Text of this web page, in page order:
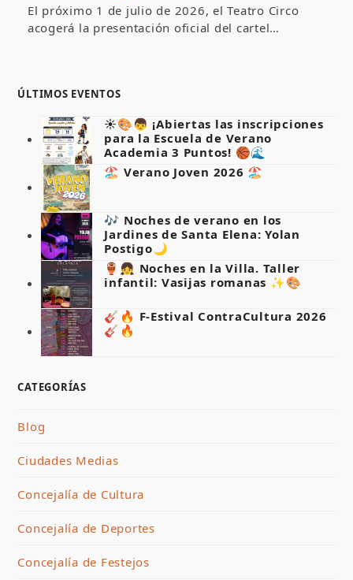
El próximo 1 de julio de 2026, el Teatro Circo
acogerá la presentación oficial del cartel…
ÚLTIMOS EVENTOS
☀️🎨👦 ¡Abiertas las inscripciones
para la Escuela de Verano
Academia 3 Puntos! 🏀🌊
🏖️ Verano Joven 2026 🏖️
🎶 Noches de verano en los
Jardines de Santa Elena: Yolan
Postigo🌙
🏺👧 Noches en la Villa. Taller
infantil: Vasijas romanas ✨🎨
🎸🔥 F-Estival ContraCultura 2026
🎸🔥
CATEGORÍAS
Blog
Ciudades Medias
Concejalía de Cultura
Concejalía de Deportes
Concejalía de Festejos